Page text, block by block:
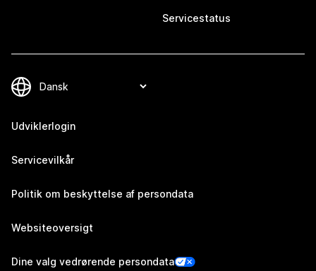
Servicestatus
Udviklerlogin
Servicevilkår
Politik om beskyttelse af persondata
Websiteoversigt
Dine valg vedrørende persondata